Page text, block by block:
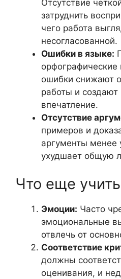
Отсутствие
затруднить
чего работа
несогласованной.
Ошибки в языке:
орфографические
ошибки снижают
работы и создают
впечатление.
Отсутствие
примеров и
аргументы менее
ухудшает общую
Что еще
Эмоции: Часто
эмоциональные
отвлечь от
Соответствие
должны
оценивания, и